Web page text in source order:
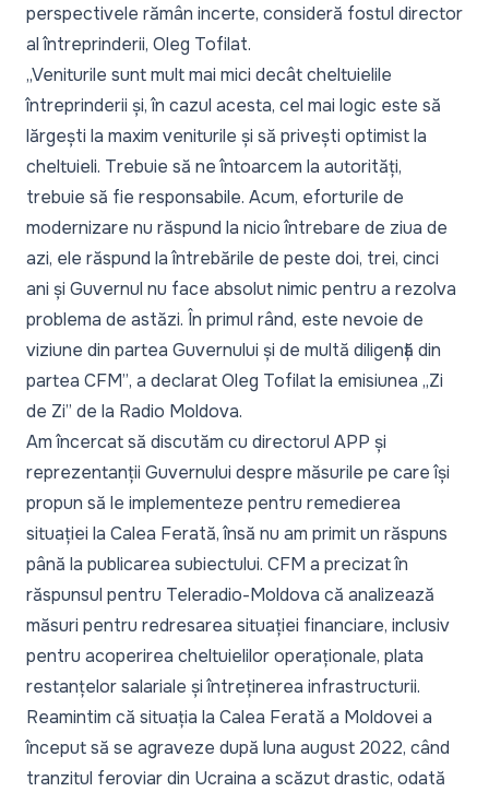
perspectivele rămân incerte, consideră fostul director
al întreprinderii, Oleg Tofilat.
„Veniturile sunt mult mai mici decât cheltuielile
întreprinderii și, în cazul acesta, cel mai logic este să
lărgești la maxim veniturile și să privești optimist la
cheltuieli. Trebuie să ne întoarcem la autorități,
trebuie să fie responsabile. Acum, eforturile de
modernizare nu răspund la nicio întrebare de ziua de
azi, ele răspund la întrebările de peste doi, trei, cinci
ani și Guvernul nu face absolut nimic pentru a rezolva
problema de astăzi. În primul rând, este nevoie de
viziune din partea Guvernului și de multă diligență din
partea CFM”, a declarat Oleg Tofilat la emisiunea „Zi
de Zi” de la Radio Moldova.
Am încercat să discutăm cu directorul APP și
reprezentanții Guvernului despre măsurile pe care își
propun să le implementeze pentru remedierea
situației la Calea Ferată, însă nu am primit un răspuns
până la publicarea subiectului. CFM a precizat în
răspunsul pentru Teleradio-Moldova că analizează
măsuri pentru redresarea situației financiare, inclusiv
pentru acoperirea cheltuielilor operaționale, plata
restanțelor salariale și întreținerea infrastructurii.
Reamintim că situația la Calea Ferată a Moldovei a
început să se agraveze după luna august 2022, când
tranzitul feroviar din Ucraina a scăzut drastic, odată